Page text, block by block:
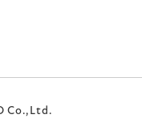
Co.,Ltd.